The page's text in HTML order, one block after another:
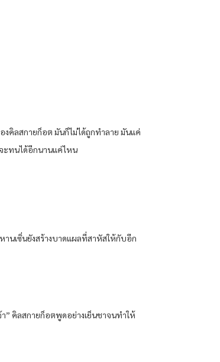
คิลสกายก็อต มันก็ไม่ได้ถูกทำลาย มันแค่
ะทนได้อีกนานแค่ไหน
านเซิ่นยังสร้างบาดแผลที่สาหัสให้กับอีก
า” คิลสกายก็อตพูดอย่างเย็นชาจนทำให้